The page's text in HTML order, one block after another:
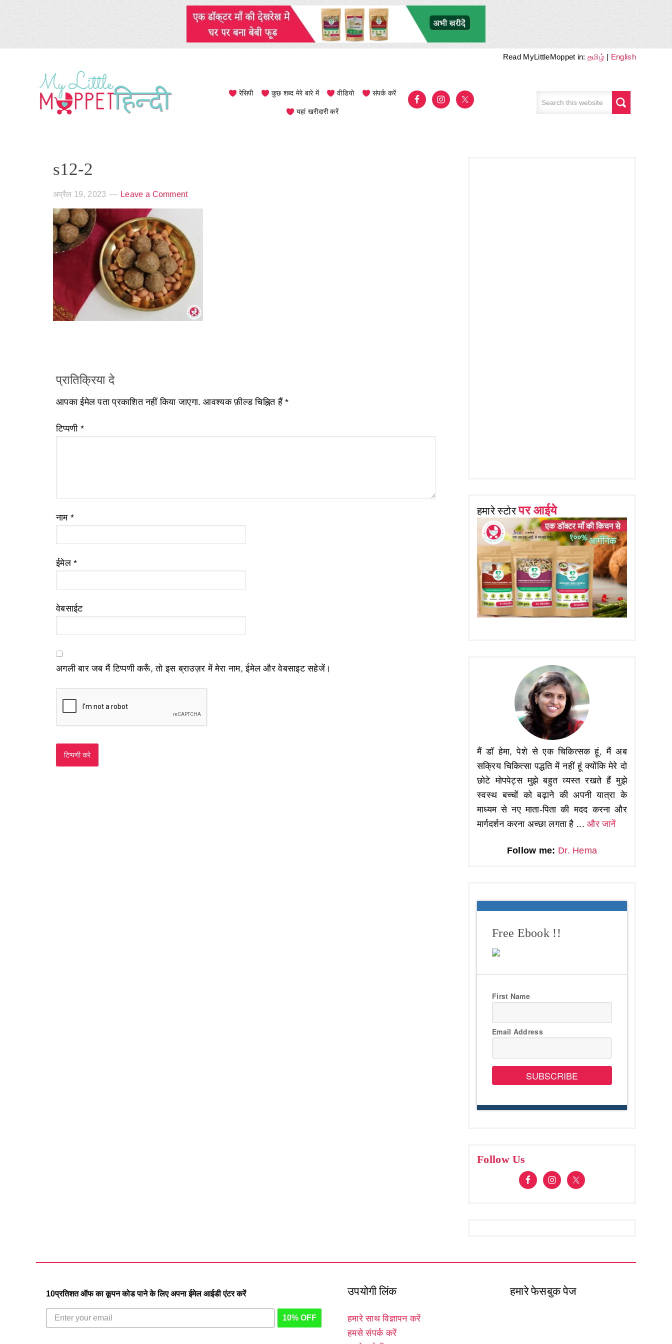
Read MyLittleMoppet in:தமிழ் | English
रेसिपी कुछ शब्द मेरे बारे में वीडियो संपर्क करें
यहां खरीदारी करें
s12-2
अप्रैल 19, 2023 Leave a Comment
प्रातिक्रिया दे
आपका ईमेल पता प्रकाशित नहीं किया जाएगा. आवश्यक फ़ील्ड चिह्नित हैं*
टिप्पणी *
नाम *
ईमेल*
वेबसाईट
अगली बार जब मैं टिप्पणी करूँ, तो इस ब्राउज़र में मेरा नाम, ईमेल और वेबसाइट सहेजें।
हमारे स्टोरपर आईये
मैं डॉ हेमा, पेशे से एक चिकित्सक हूं, मैं अब
सक्रिय चिकित्सा पद्धति में नहीं हूं क्योंकि मेरे दो
छोटे मोपपेट्स मुझे बहुत व्यस्त रखते हैं मुझे
स्वस्थ बच्चों को बढ़ाने की अपनी यात्रा के
माध्यम से नए माता-पिता की मदद करना और
मार्गदर्शन करना अच्छा लगता है ...और जानें
Follow me: Dr. Hema
Free Ebook !!
First Name
Email Address
SUBSCRIBE
Follow Us
10प्रतिशत ऑफ का कूपन कोड पाने के लिए अपना ईमेल आईडी एंटर करें
10% OFF
उपयोगी लिंक
हमारे साथ विज्ञापन करें
हमसे संपर्क करें
हमारे फेसबुक पेज